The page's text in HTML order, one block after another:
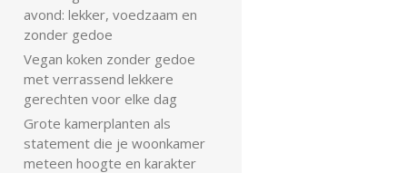
avond: lekker, voedzaam en
zonder gedoe
Vegan koken zonder gedoe
met verrassend lekkere
gerechten voor elke dag
Grote kamerplanten als
statement die je woonkamer
meteen hoogte en karakter